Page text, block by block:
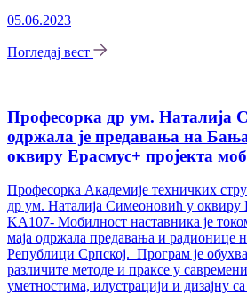
05.06.2023
Погледај вест
Професорка др ум. Наталија
одржала је предавања на
оквиру Ерасмус+ пројекта
Професорка Академије техничких
др ум. Наталија Симеоновић у оквиру
KА107- Мобилност наставника је
маја одржала предавања и радионице
Републици Српској. Програм је
различите методе и праксе у
уметностима, илустрацији и дизајну